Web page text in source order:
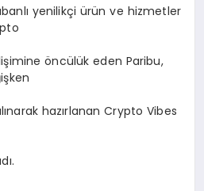
yenilikçi ürün ve hizmetler
öncülük eden Paribu,
hazırlanan Crypto Vibes